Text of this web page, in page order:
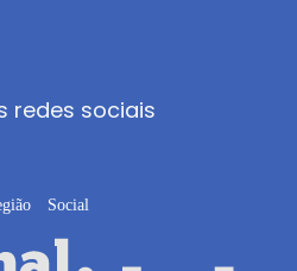
redes sociais
Social